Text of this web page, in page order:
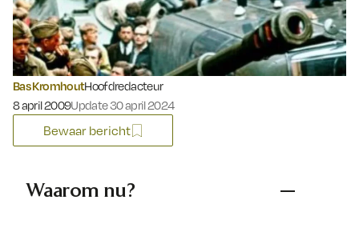
Bas KromhoutHoofdredacteur
Gepubliceerd op:
8 april 2009Update 30 april 2024
Bewaar bericht
Waarom nu?